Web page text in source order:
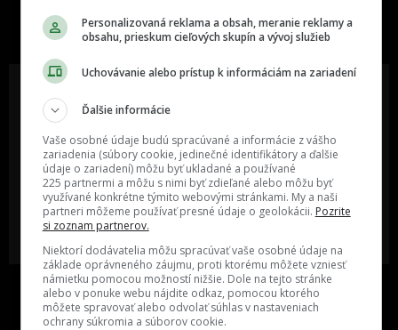
najzabávnejšie miesto na svete
ľudí v rôznych vekových
kategóriách a na rôznych
sociálnych sieťach a nakopni svoj
biznis alebo produkt.
MÁM ZÁUJEM O
poznáš niekoho, o kom by sme
mali určite napísať?
Personalizovaná reklama a obsah, meranie reklamy a
obsahu, prieskum cieľových skupín a vývoj služieb
Uchovávanie alebo prístup k informáciám na zariadení
Ďalšie informácie
Vaše osobné údaje budú spracúvané a informácie z vášho
zariadenia (súbory cookie, jedinečné identifikátory a ďalšie
údaje o zariadení) môžu byť ukladané a používané
225 partnermi a môžu s nimi byť zdieľané alebo môžu byť
využívané konkrétne týmito webovými stránkami. My a naši
partneri môžeme používať presné údaje o geolokácii. Pozrite
si zoznam partnerov.
Niektorí dodávatelia môžu spracúvať vaše osobné údaje na
základe oprávneného záujmu, proti ktorému môžete vzniesť
námietku pomocou možností nižšie. Dole na tejto stránke
alebo v ponuke webu nájdite odkaz, pomocou ktorého
môžete spravovať alebo odvolať súhlas v nastaveniach
ochrany súkromia a súborov cookie.